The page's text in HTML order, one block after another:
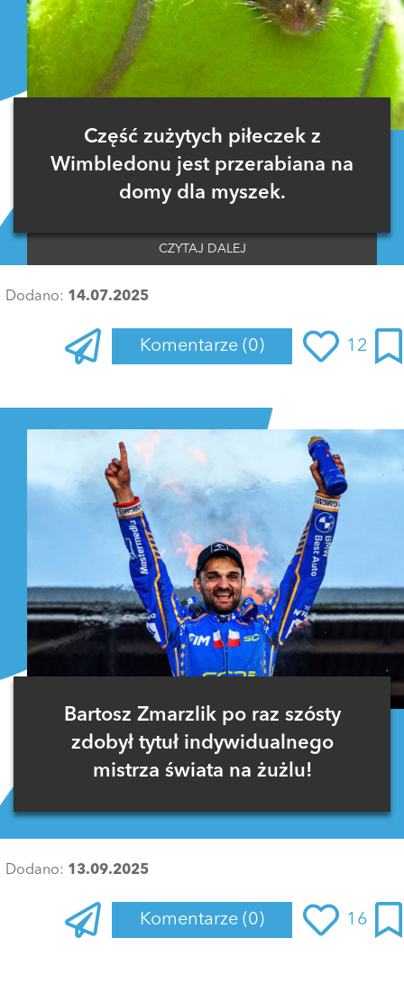
Część zużytych piłeczek z
Wimbledonu jest przerabiana na
domy dla myszek.
CZYTAJ DALEJ
Dodano: 14.07.2025
Komentarze (0) 12
Bartosz Zmarzlik po raz szósty
zdobył tytuł indywidualnego
mistrza świata na żużlu!
Dodano: 13.09.2025
Komentarze (0) 16